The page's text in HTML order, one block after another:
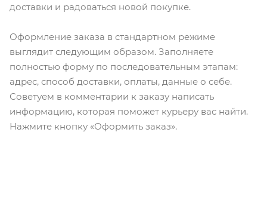
доставки и радоваться новой покупке.
Оформление заказа в стандартном режиме
выглядит следующим образом. Заполняете
полностью форму по последовательным этапам:
адрес, способ доставки, оплаты, данные о себе.
Советуем в комментарии к заказу написать
информацию, которая поможет курьеру вас найти.
Нажмите кнопку «Оформить заказ».